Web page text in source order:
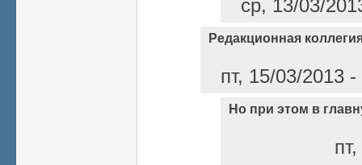
ср, 13/03/
Редакционная
пт, 15/03/2013
Но при этом в